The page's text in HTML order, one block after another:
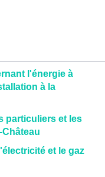
l'énergie à
à la
particuliers et les
et le gaz